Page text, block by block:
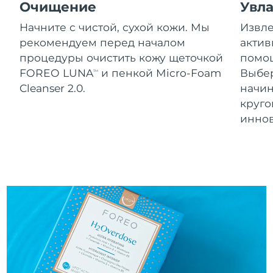
Очищение
Начните с чистой, сухой кожи. Мы
рекомендуем перед началом
процедуры очистить кожу щеточкой
FOREO LUNATM
и пенкой Micro-Foam
Cleanser 2.0.
8/12/26
Словения
Ожидаемая дата доставки
8/12/26
Южно-Африканская
Республика
Ожидаемая дата доставки
Ожидаемая дата доставки
8/14/26
Швеция
Швейцария
Ожидаемая дата доставки
Тайвань
Ожидаемая дата доставки